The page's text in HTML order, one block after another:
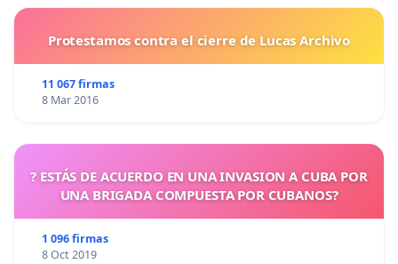
Protestamos contra el cierre de Lucas Archivo
11 067 firmas
8 Mar 2016
? ESTÁS DE ACUERDO EN UNA INVASION A CUBA POR
UNA BRIGADA COMPUESTA POR CUBANOS?
1 096 firmas
8 Oct 2019